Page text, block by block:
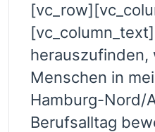
herauszufinden,
Menschen in
Hamburg-Nord/
Berufsalltag